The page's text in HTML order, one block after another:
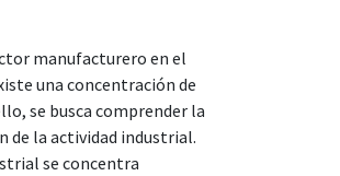
manufacturero en el
una concentración de
se busca comprender la
de la actividad industrial.
se concentra